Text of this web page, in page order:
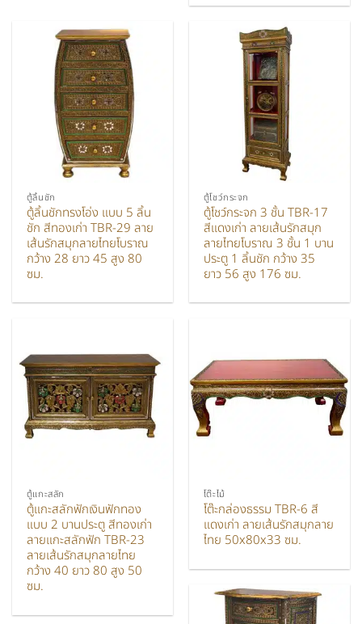
ตู้ลิ้นชัก
ตู้ลิ้นชักทรงโอ่ง แบบ 5 ลิ้น
ชัก สีทองเก่า TBR-29 ลาย
เส้นรักสมุกลายไทยโบราณ
กว้าง 28 ยาว 45 สูง 80
ซม.
ตู้โชว์กระจก
ตู้โชว์กระจก 3 ชั้น TBR-17
สีแดงเก่า ลายเส้นรักสมุก
ลายไทยโบราณ 3 ชั้น 1 บาน
ประตู 1 ลิ้นชัก กว้าง 35
ยาว 56 สูง 176 ซม.
ตู้แกะสลัก
ตู้แกะสลักฟักเงินฟักทอง
แบบ 2 บานประตู สีทองเก่า
ลายแกะสลักฟัก TBR-23
ลายเส้นรักสมุกลายไทย
กว้าง 40 ยาว 80 สูง 50
ซม.
โต๊ะไม้
โต๊ะกล่องธรรม TBR-6 สี
แดงเก่า ลายเส้นรักสมุกลาย
ไทย 50x80x33 ซม.